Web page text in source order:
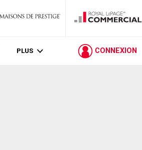
PLUS CONNEXION